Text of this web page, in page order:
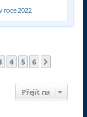
roce 2022
4 5 6
Přejít na